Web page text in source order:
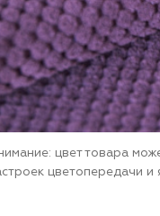
цвет товара
цветопередачи и